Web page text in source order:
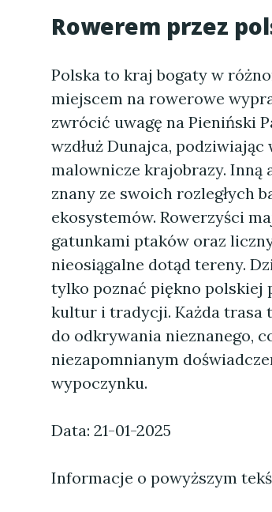
Rowerem przez
Polska to kraj bogaty w
miejscem na rowerowe
zwrócić uwagę na Pieniński
wzdłuż Dunajca, podziwiając
malownicze krajobrazy. Inną
znany ze swoich rozległych
ekosystemów. Rowerzyści
gatunkami ptaków oraz
nieosiągalne dotąd tereny.
tylko poznać piękno polskiej
kultur i tradycji. Każda trasa
do odkrywania nieznanego,
niezapomnianym
wypoczynku.
Data: 21-01-2025
Informacje o powyższym